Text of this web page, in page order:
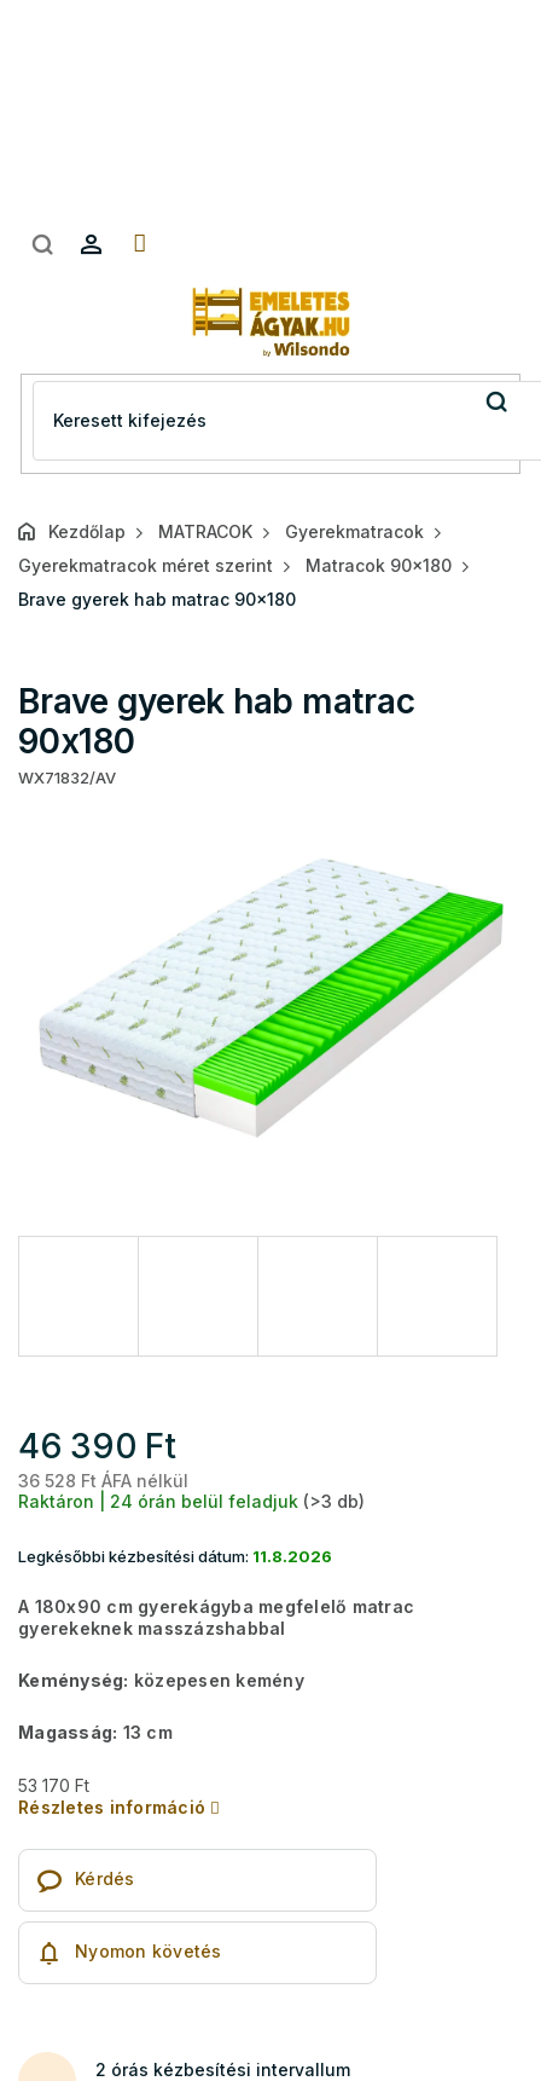
Kezdőlap MATRACOK
Gyerekmatracok
Gyerekmatracok méret szerint
Matracok 90x180
Brave gyerek hab matrac 90x180
Brave gyerek hab matrac
90x180
WX71832/AV
46 390 Ft
36 528 Ft ÁFA nélkül
Raktáron | 24 órán belül feladjuk (>3 db)
Legkésőbbi kézbesítési dátum: 11.8.2026
A 180x90 cm gyerekágyba megfelelő matrac
gyerekeknek masszázshabbal
Keménység: közepesen kemény
Magasság: 13 cm
53 170 Ft
Részletes információ
Kérdés
Nyomon követés
2 órás kézbesítési intervallum